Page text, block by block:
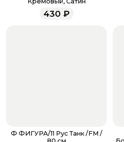
менеджеры работают
всегда рады
430 ₽
Ф ФИГУРА/11 Рус Танк /FM /